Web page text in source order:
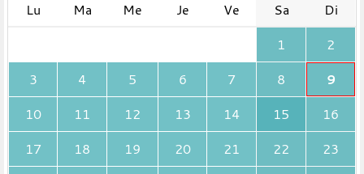
Lu
Ma Me Je Ve Sa
Di
1
2
3
4 5 6 7 8
9
10
11 12 13 14 15
16
17
18 19 20 21 22
23